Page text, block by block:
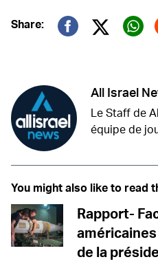
Share:
All Israel
Le Staff de
équipe de
You might also like to read
Rapport-
de la